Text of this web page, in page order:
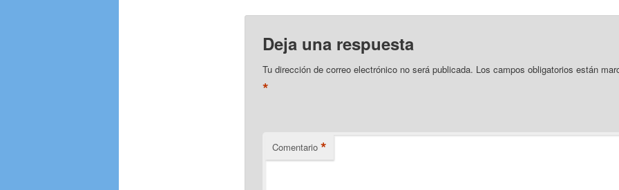
Deja una respuesta
Tu dirección de correo electrónico no será publicada. Los campos obligatorios están
*
Comentario *